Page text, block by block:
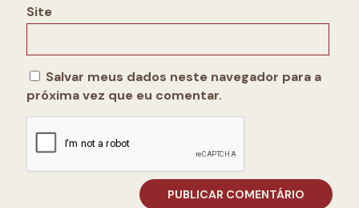
Site
Salvar meus dados neste navegador para a
próxima vez que eu comentar.